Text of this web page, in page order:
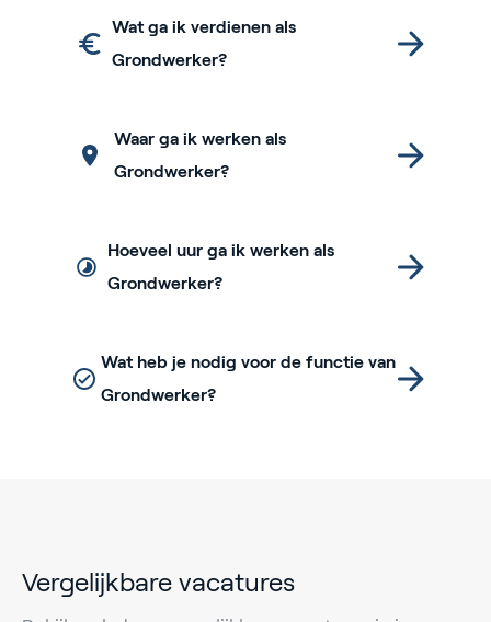
Wat ga ik verdienen als
Grondwerker?
Waar ga ik werken als
Grondwerker?
Hoeveel uur ga ik werken als
Grondwerker?
Wat heb je nodig voor de functie van
Grondwerker?
Vergelijkbare vacatures